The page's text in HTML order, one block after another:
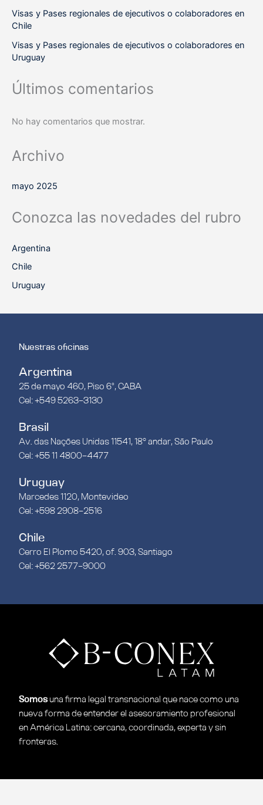
Visas y Pases regionales de ejecutivos o colaboradores en
Chile
Visas y Pases regionales de ejecutivos o colaboradores en
Uruguay
Últimos comentarios
No hay comentarios que mostrar.
Archivo
mayo 2025
Conozca las novedades del rubro
Argentina
Chile
Uruguay
Nuestras oficinas
Argentina
25 de mayo 460, Piso 6°, CABA
Cel: +549 5263-3130
Brasil
Av. das Nações Unidas 11541, 18º andar, São Paulo
Cel: +55 11 4800-4477
Uruguay
Marcedes 1120, Montevideo
Cel: +598 2908-2516
Chile
Cerro El Plomo 5420, of. 903, Santiago
Cel: +562 2577-9000
Somosuna ﬁrma legal transnacional que nace como una
nueva forma de entenderel asesoramiento profesional
en América Latina: cercana, coordinada, experta ysin
fronteras.